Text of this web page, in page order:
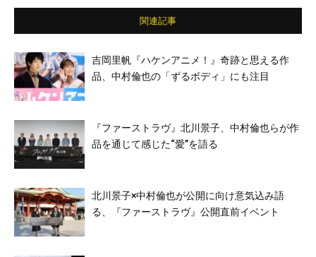
関連記事
吉岡里帆『ハケンアニメ！』奇跡と思える作
品、中村倫也の「ずるボディ」にも注目
『ファーストラヴ』北川景子、中村倫也らが作
品を通じて感じた“愛”を語る
北川景子×中村倫也が公開に向け意気込み語
る、『ファーストラヴ』公開直前イベント